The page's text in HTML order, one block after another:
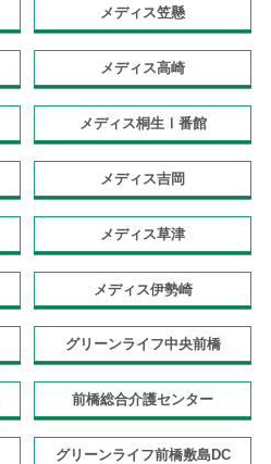
メディス笠懸
メディス高崎
メディス桐生Ⅰ番館
メディス吉岡
メディス草津
メディス伊勢崎
グリーンライフ中央前橋
前橋総合介護センター
グリーンライフ前橋敷島DC